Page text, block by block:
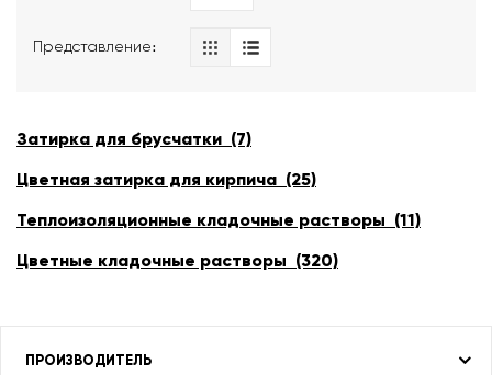
Представление։
Затирка для брусчатки (7)
Цветная затирка для кирпича (25)
Теплоизоляционные кладочные растворы (11)
Цветные кладочные растворы (320)
ПРОИЗВОДИТЕЛЬ